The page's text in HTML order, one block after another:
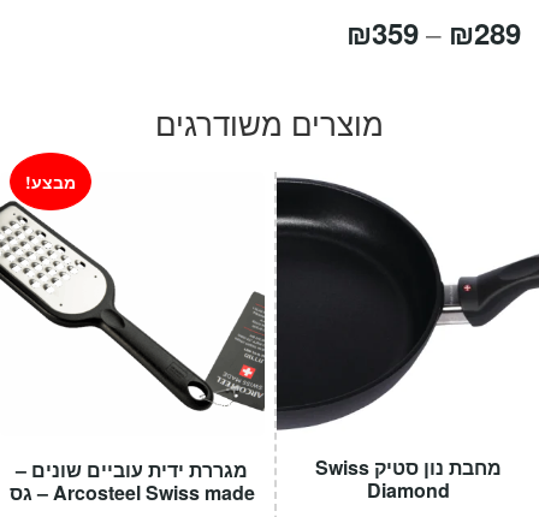
₪289
–
₪359
מוצרים משודרגים
מגררת ידית עוביים שונים –
Arcosteel Swiss made – גס
מבצע!
מחבת נון סטיק Swiss
Diamond